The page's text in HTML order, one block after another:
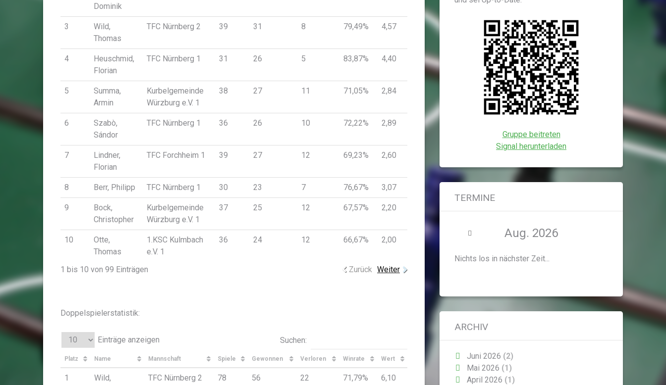
Dominik
3
Wild,
Thomas
TFC Nürnberg 2 39 31 8 79,49% 4,57
4
Heuschmid,
Florian
TFC Nürnberg 1 31 26 5 83,87% 4,40
5
Summa,
Armin
Kurbelgemeinde
Würzburg e.V. 1
38 27 11 71,05% 2,84
6
Szabò,
Sándor
TFC Nürnberg 1 36 26 10 72,22% 2,89
7
Lindner,
Florian
TFC Forchheim 1 39 27 12 69,23% 2,60
8 Berr, Philipp TFC Nürnberg 1 30 23 7 76,67% 3,07
9
Bock,
Christopher
Kurbelgemeinde
Würzburg e.V. 1
37 25 12 67,57% 2,20
10
Otte,
Thomas
1.KSC Kulmbach
e.V. 1
36 24 12 66,67% 2,00
1 bis 10 von 99 Einträgen Zurück Weiter
Doppelspielerstatistik:
Einträge anzeigen Suchen:
Platz Name Mannschaft Spiele Gewonnen Verloren Winrate Wert
1
Wild,
TFC Nürnberg 2 78 56 22 71,79% 6,10
Gruppe beitreten
Signal herunterladen
TERMINE
Aug. 2026
Nichts los in nächster Zeit...
ARCHIV
Juni 2026 (2)
Mai 2026 (1)
April 2026 (1)